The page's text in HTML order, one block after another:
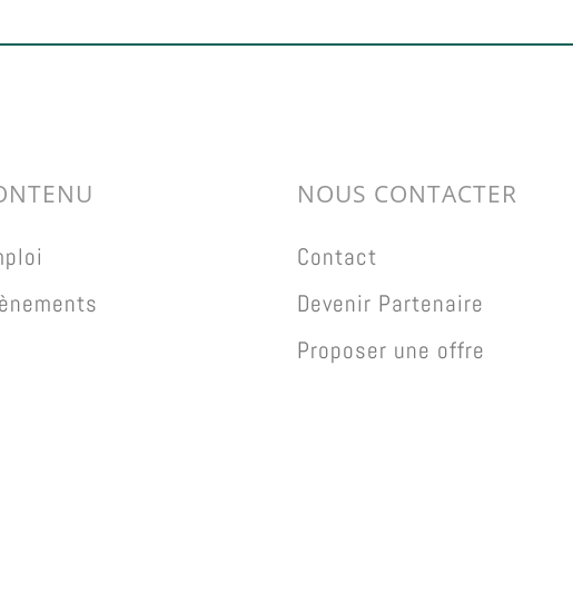
NOUS CONTACTER
Contact
Devenir Partenaire
Proposer une offre